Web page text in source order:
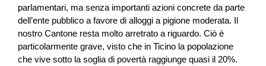
parlamentari, ma senza importanti azioni concrete da parte
dell’ente pubblico a favore di alloggi a pigione moderata. Il
nostro Cantone resta molto arretrato a riguardo. Ciò è
particolarmente grave, visto che in Ticino la popolazione
che vive sotto la soglia di povertà raggiunge quasi il 20%.